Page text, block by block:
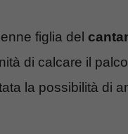
figlia del
di calcare il
la possibilità di